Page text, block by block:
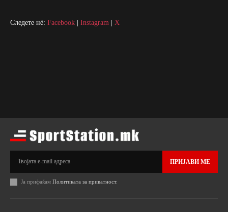
Следете нè: Facebook Instagram X
ПРИЈАВИ МЕ
Ја прифаќам Политиката за приватност.